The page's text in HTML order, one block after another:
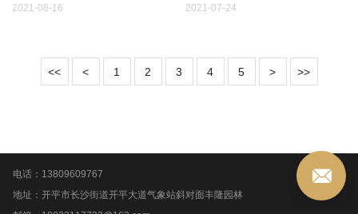
2021-08-16 2021-07-24
<< < 1 2 3 4 5 > >>
电话：13809609767
地址：开平市长沙街道开平大道气象站斜对面丰隆园林